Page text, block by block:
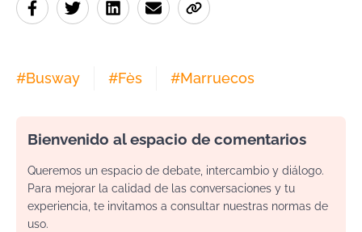
#Busway #Fès #Marruecos
Bienvenido al espacio de comentarios
Queremos un espacio de debate, intercambio y diálogo.
Para mejorar la calidad de las conversaciones y tu
experiencia, te invitamos a consultar nuestras normas de
uso.